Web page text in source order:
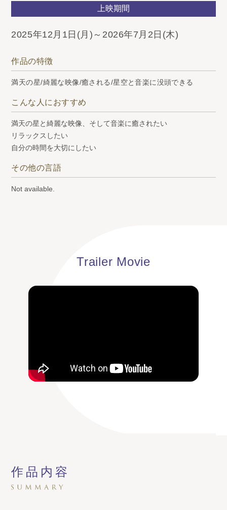
上映期間
2025年12月1日(月)～2026年7月2日(木)
作品の特徴
満天の星/綺麗な映像/癒される/星空と音楽に没頭できる
こんな人におすすめ
満天の星と綺麗な映像、そして音楽に癒されたい
リラックスしたい
自分の時間を大切にしたい
その他の言語
Not available.
Trailer Movie
作品内容